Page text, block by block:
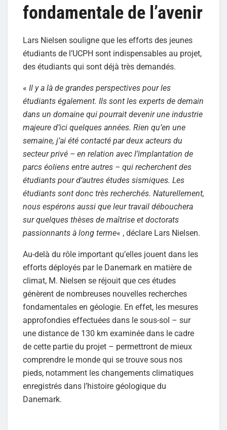
fondamentale de l’avenir
Lars Nielsen souligne que les efforts des jeunes
étudiants de l’UCPH sont indispensables au projet,
des étudiants qui sont déjà très demandés.
« Il y a là de grandes perspectives pour les
étudiants également. Ils sont les experts de demain
dans un domaine qui pourrait devenir une industrie
majeure d’ici quelques années. Rien qu’en une
semaine, j’ai été contacté par deux acteurs du
secteur privé – en relation avec l’implantation de
parcs éoliens entre autres – qui recherchent des
étudiants pour d’autres études sismiques. Les
étudiants sont donc très recherchés. Naturellement,
nous espérons aussi que leur travail débouchera
sur quelques thèses de maîtrise et doctorats
passionnants à long terme« , déclare Lars Nielsen.
Au-delà du rôle important qu’elles jouent dans les
efforts déployés par le Danemark en matière de
climat, M. Nielsen se réjouit que ces études
génèrent de nombreuses nouvelles recherches
fondamentales en géologie. En effet, les mesures
approfondies effectuées dans le sous-sol – sur
une distance de 130 km examinée dans le cadre
de cette partie du projet – permettront de mieux
comprendre le monde qui se trouve sous nos
pieds, notamment les changements climatiques
enregistrés dans l’histoire géologique du
Danemark.